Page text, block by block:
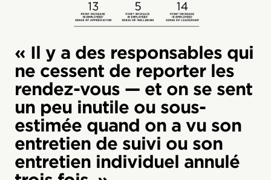
« Il y a des responsables qui
ne cessent de reporter les
rendez-vous — et on se sent
un peu inutile ou sous-
estimée quand on a vu son
entretien de suivi ou son
entretien individuel annulé